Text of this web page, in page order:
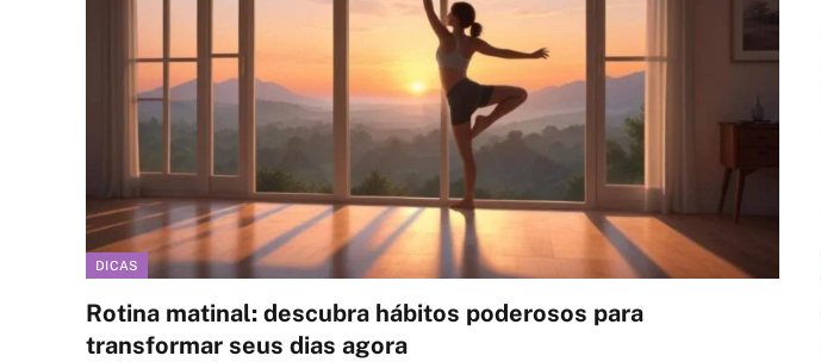
DICAS
Rotina matinal: descubra hábitos poderosos para
transformar seus dias agora